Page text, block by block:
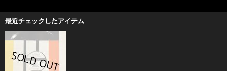
最近チェックしたアイテム